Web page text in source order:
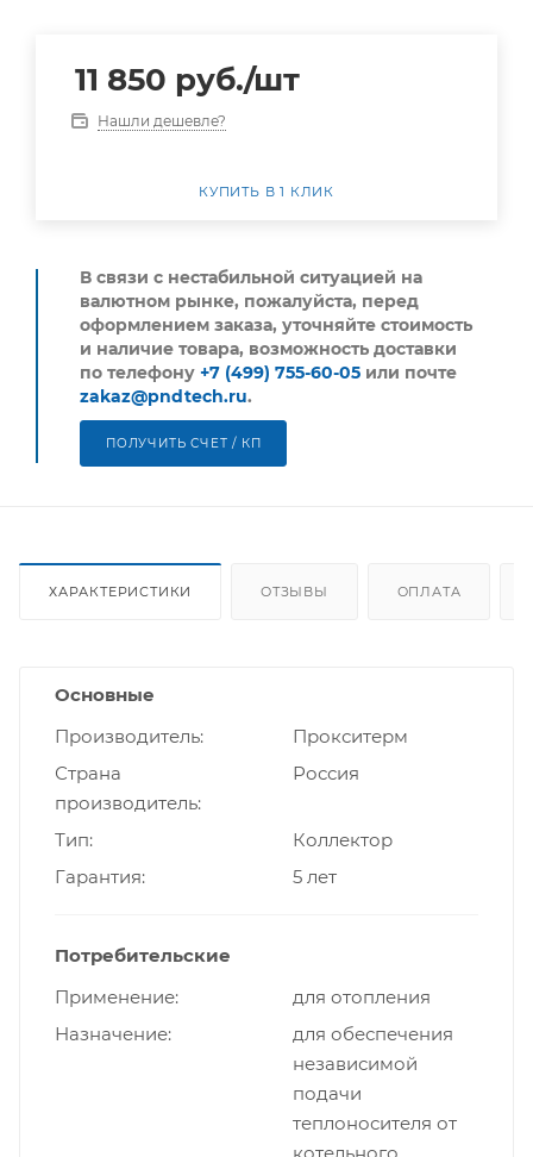
11 850 руб./шт
Нашли дешевле?
КУПИТЬ В 1 КЛИК
В связи с нестабильной ситуацией на
валютном рынке, пожалуйста, перед
оформлением заказа, уточняйте стоимость
и наличие товара, возможность доставки
по телефону +7 (499) 755-60-05 или почте
zakaz@pndtech.ru.
ПОЛУЧИТЬ СЧЕТ / КП
ХАРАКТЕРИСТИКИ ОТЗЫВЫ ОПЛАТА
Основные
Производитель
Прокситерм
Страна
производитель
Россия
Тип
Коллектор
Гарантия
5 лет
Потребительские
Применение
для отопления
Назначение
для обеспечения
независимой
подачи
теплоносителя от